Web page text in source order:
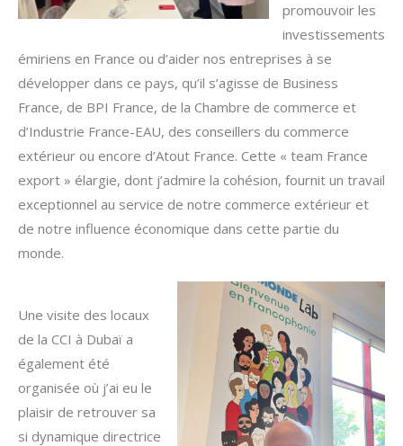
promouvoir les
investissements
émiriens en France ou d’aider nos entreprises à se
développer dans ce pays, qu’il s’agisse de Business
France, de BPI France, de la Chambre de commerce et
d’Industrie France-EAU, des conseillers du commerce
extérieur ou encore d’Atout France. Cette « team France
export » élargie, dont j’admire la cohésion, fournit un travail
exceptionnel au service de notre commerce extérieur et
de notre influence économique dans cette partie du
monde.
Une visite des locaux
de la CCI à Dubaï a
également été
organisée où j’ai eu le
plaisir de retrouver sa
si dynamique directrice